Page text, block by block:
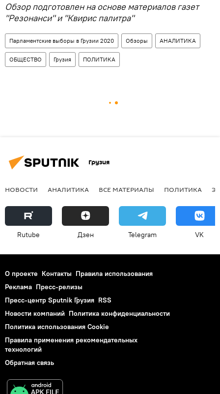
Обзор подготовлен на основе материалов газет
"Резонанси" и "Квирис палитра"
Парламентские выборы в Грузии 2020 Обзоры АНАЛИТИКА
ОБЩЕСТВО Грузия ПОЛИТИКА
Грузия
НОВОСТИ АНАЛИТИКА ВСЕ МАТЕРИАЛЫ ПОЛИТИКА
Rutube Дзен Telegram VK
О проекте Контакты Правила использования
Реклама Пресс-релизы
Пресс-центр Sputnik Грузия RSS
Новости компаний Политика конфиденциальности
Политика использования Cookie
Правила применения рекомендательных
технологий
Обратная связь